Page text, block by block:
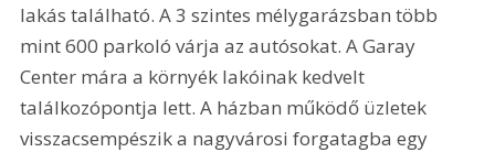
lakás található. A 3 szintes mélygarázsban több
mint 600 parkoló várja az autósokat. A Garay
Center mára a környék lakóinak kedvelt
találkozópontja lett. A házban működő üzletek
visszacsempészik a nagyvárosi forgatagba egy